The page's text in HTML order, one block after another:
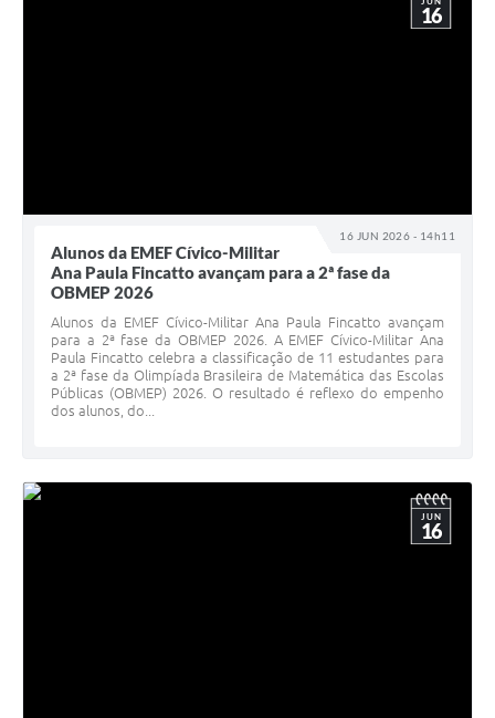
16 JUN 2026 - 14h11
16
Alunos da EMEF Cívico-Militar
Ana Paula Fincatto avançam para a 2ª fase da
OBMEP 2026
Alunos da EMEF Cívico-Militar Ana Paula Fincatto avançam
para a 2ª fase da OBMEP 2026. A EMEF Cívico-Militar Ana
Paula Fincatto celebra a classificação de 11 estudantes para
a 2ª fase da Olimpíada Brasileira de Matemática das Escolas
Públicas (OBMEP) 2026. O resultado é reflexo do empenho
dos alunos, do...
JUN
16